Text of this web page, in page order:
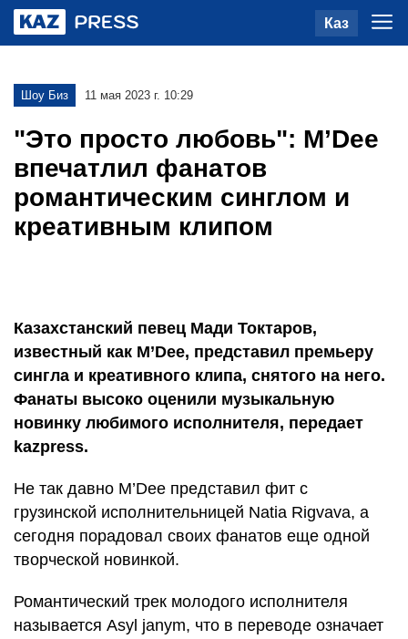
Каз
Шоу Биз 11 мая 2023 г. 10:29
"Это просто любовь": M’Dee
впечатлил фанатов
романтическим синглом и
креативным клипом
Казахстанский певец Мади Токтаров,
известный как M’Dee, представил премьеру
сингла и креативного клипа, снятого на него.
Фанаты высоко оценили музыкальную
новинку любимого исполнителя, передает
kazpress.
Не так давно M’Dee представил фит с
грузинской исполнительницей Natia Rigvava, а
сегодня порадовал своих фанатов еще одной
творческой новинкой.
Романтический трек молодого исполнителя
называется Asyl janym, что в переводе означает